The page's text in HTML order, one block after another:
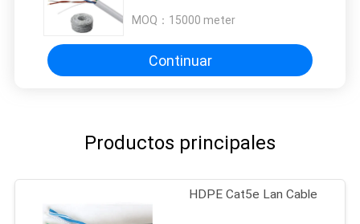
cobre
MOQ： 15000 meter
Continuar
Productos principales
HDPE Cat5e Lan Cable